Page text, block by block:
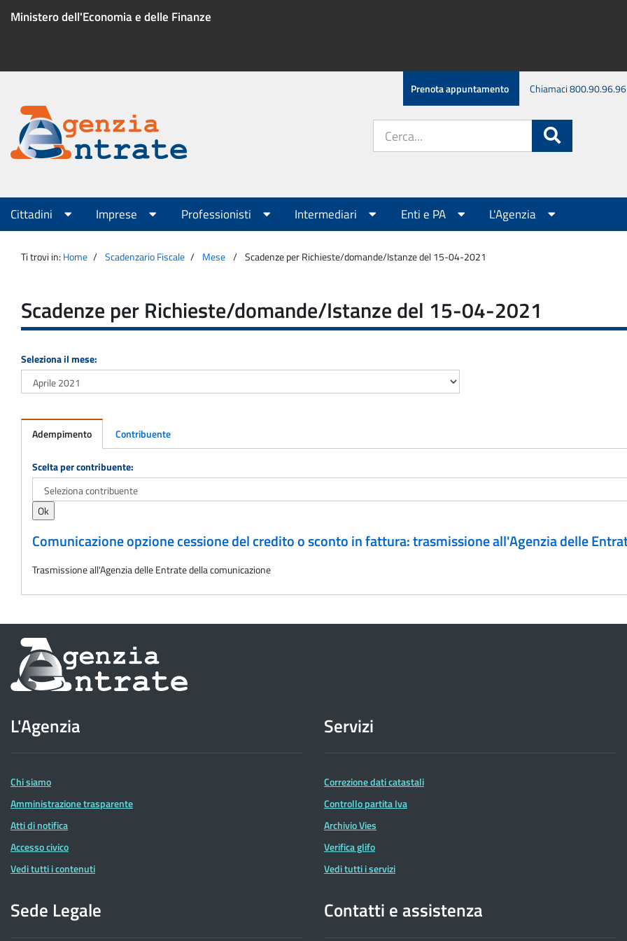
Ministero dell'Economia e delle Finanze
Menu
servizio
Prenota appuntamento Chiamaci 800.90.96.96
Agenzia
Entrate
sito:
Menu
principale
Cittadini Imprese Professionisti Intermediari Enti e PA L'Agenzia
Ti trovi in: Home Scadenzario Fiscale Mese Scadenze per Richieste/domande/Istanze del 15-04-2021
Scadenze per Richieste/domande/Istanze del 15-04-2021
Seleziona il mese:
Adempimento Contribuente
Adempimento
Scelta per contribuente:
Comunicazione opzione cessione del credito o sconto in fattura: trasmissione all'Agenzia delle
Trasmissione all'Agenzia delle Entrate della comunicazione
Informazioni
sul
dell'Agenzia
delle
Entrate
L'Agenzia
Chi siamo
Amministrazione trasparente
Atti di notifica
Accesso civico
Vedi tutti i contenuti
Servizi
Correzione dati catastali
Controllo partita Iva
Archivio Vies
Verifica glifo
Vedi tutti i servizi
Sede Legale Contatti e assistenza